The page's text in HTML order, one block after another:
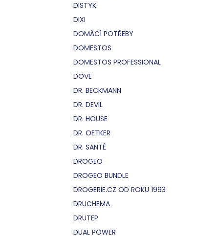
DISTYK
DIXI
DOMÁCÍ POTŘEBY
DOMESTOS
DOMESTOS PROFESSIONAL
DOVE
DR. BECKMANN
DR. DEVIL
DR. HOUSE
DR. OETKER
DR. SANTÉ
DROGEO
DROGEO BUNDLE
DROGERIE.CZ OD ROKU 1993
DRUCHEMA
DRUTEP
DUAL POWER